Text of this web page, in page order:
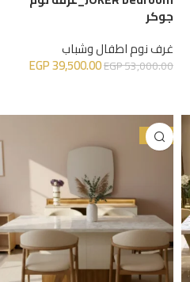
جوكر
غرف نوم اطفال وشباب
EGP53,000.00
EGP39,500.00
-31%